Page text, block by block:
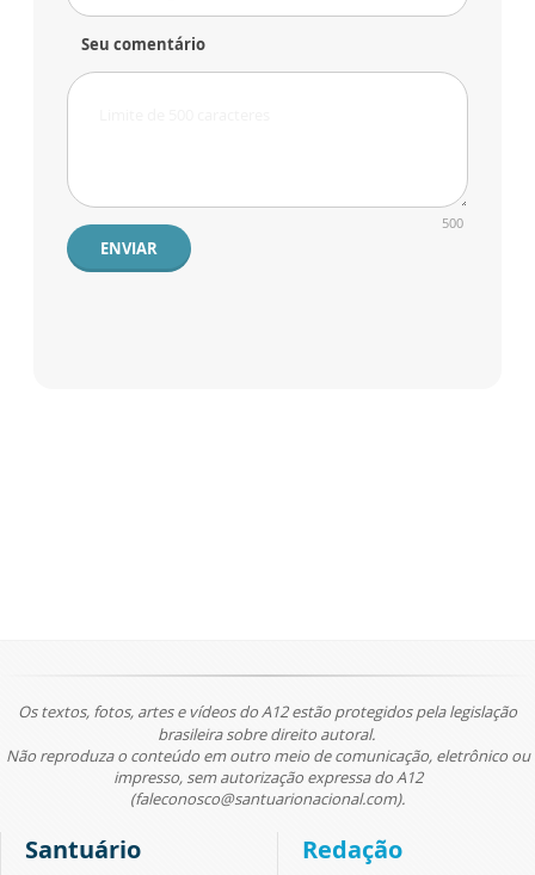
Seu comentário
500
ENVIAR
Os textos, fotos, artes e vídeos do A12 estão protegidos pela legislação
brasileira sobre direito autoral.
Não reproduza o conteúdo em outro meio de comunicação, eletrônico ou
impresso, sem autorização expressa do A12
(faleconosco@santuarionacional.com).
Santuário Redação